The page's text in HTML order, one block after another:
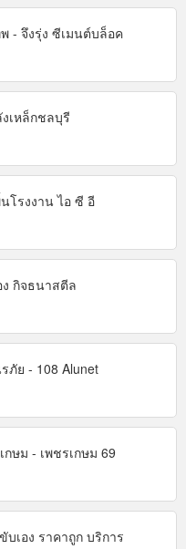
- จึงรุ่ง ซีเมนต์บล็อค
เหล็กชลบุรี
โรงงาน ไอ ซี อี
ง กิจธนาสตีล
ภัย - 108 Alunet
ษม - เพชรเกษม 69
เอง ราคาถูก บริการ